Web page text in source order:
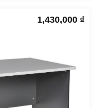
1,430,000 ₫